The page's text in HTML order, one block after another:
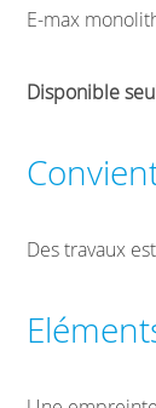
E-max
Disponible
Des travaux